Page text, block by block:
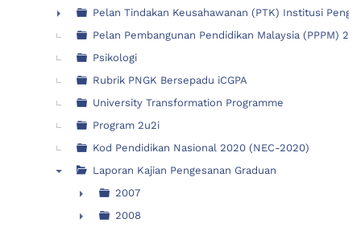
►
Pelan Tindakan Keusahawanan (PTK) Institusi
Pelan Pembangunan Pendidikan Malaysia (PPPM)
Psikologi
Rubrik PNGK Bersepadu iCGPA
University Transformation Programme
Program 2u2i
Kod Pendidikan Nasional 2020 (NEC-2020)
Laporan Kajian Pengesanan Graduan
►
2007
2008